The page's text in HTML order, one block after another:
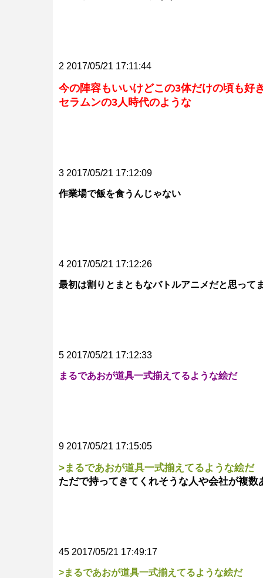
2 2017/05/21 17:11:44
今の陣容もいいけどこの3体だけの頃も好
セラムンの3人時代のような
3 2017/05/21 17:12:09
作業場で飯を食うんじゃない
4 2017/05/21 17:12:26
最初は割りとまともなバトルアニメだと思って
5 2017/05/21 17:12:33
まるであおが道具一式揃えてるような絵だ
9 2017/05/21 17:15:05
>まるであおが道具一式揃えてるような絵だ
ただで持ってきてくれそうな人や会社が複
45 2017/05/21 17:49:17
>まるであおが道具一式揃えてるような絵だ